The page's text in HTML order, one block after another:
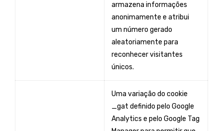
armazena informações
anonimamente e atribui
um número gerado
aleatoriamente para
reconhecer visitantes
únicos.
Uma variação do cookie
_gat definido pelo Google
Analytics e pelo Google Tag